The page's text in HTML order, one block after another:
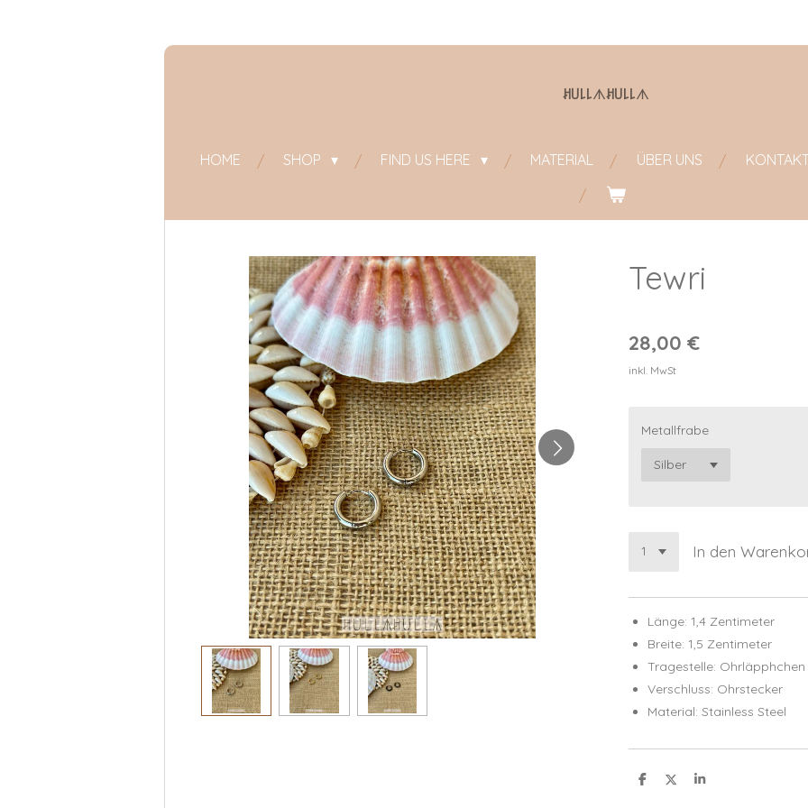
ꎧ꒤꒒꒒ᗑꎧ꒤꒒꒒ᗑ
HOME SHOP FIND US HERE MATERIAL ÜBER UNS
Tewri
28,00 €
inkl. MwSt
Metallfrabe
In den
Länge: 1,4 Zentimeter
Breite: 1,5 Zentimeter
Tragestelle: Ohrläpphchen
Verschluss: Ohrstecker
Material: Stainless Steel
T
T
T